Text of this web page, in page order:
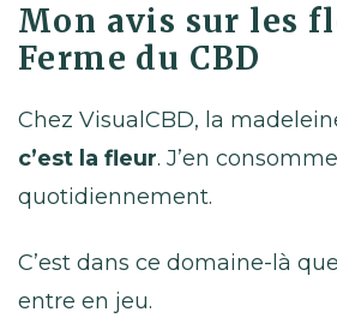
Mon avis sur les
Ferme du CBD
Chez VisualCBD, la
c’est la fleur. J’en consomme
quotidiennement.
C’est dans ce domaine-là que
entre en jeu.